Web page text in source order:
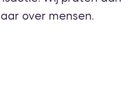
over mensen.